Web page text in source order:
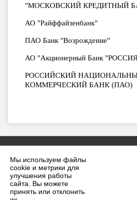
Мы используем файлы
cookie и метрики для
улучшения работы
сайта. Вы можете
принять или отклонить
"МОСКОВСКИЙ КРЕДИТНЫЙ
АО "Райффайзенбанк"
ПАО Банк "Возрождение"
АО "Акционерный Банк
РОССИЙСКИЙ
КОММЕРЧЕСКИЙ БАНК (ПАО)
2026 г. krilovskaya.ru